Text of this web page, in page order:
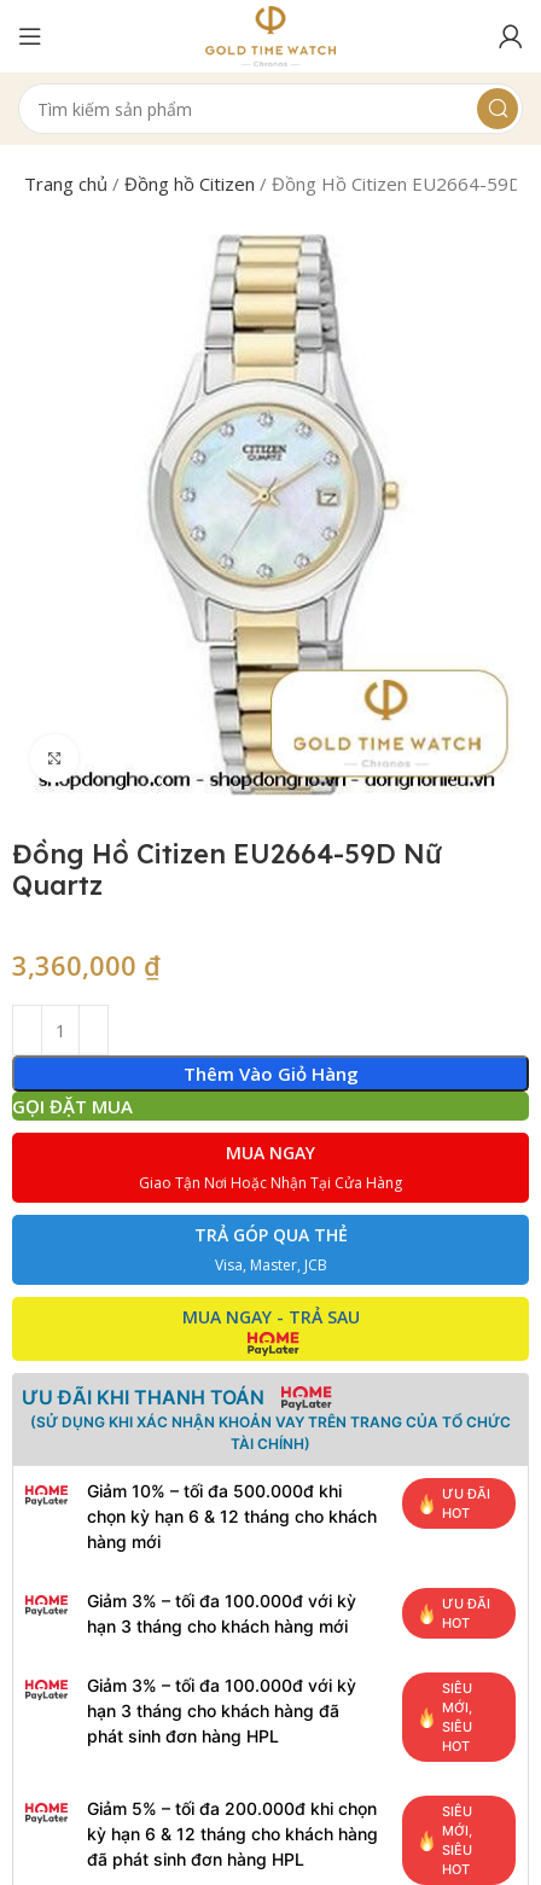
Trang chủ /Đồng hồ Citizen /Đồng Hồ Citizen EU2664-59D
Đồng Hồ Citizen EU2664-59D Nữ
Quartz
3,360,000 ₫
Thêm Vào Giỏ Hàng
GỌI ĐẶT MUA
MUA NGAY
Giao Tận Nơi Hoặc Nhận Tại Cửa Hàng
TRẢ GÓP QUA THẺ
Visa, Master, JCB
MUA NGAY - TRẢ SAU
ƯU ĐÃI KHI THANH TOÁN
(SỬ DỤNG KHI XÁC NHẬN KHOẢN VAY TRÊN TRANG CỦA TỔ CHỨC
TÀI CHÍNH)
Giảm 10% – tối đa 500.000đ khi
chọn kỳ hạn 6 & 12 tháng cho khách
hàng mới
ƯU ĐÃI
HOT
Giảm 3% – tối đa 100.000đ với kỳ
hạn 3 tháng cho khách hàng mới
ƯU ĐÃI
HOT
Giảm 3% – tối đa 100.000đ với kỳ
hạn 3 tháng cho khách hàng đã
phát sinh đơn hàng HPL
SIÊU
MỚI,
SIÊU
HOT
Giảm 5% – tối đa 200.000đ khi chọn
kỳ hạn 6 & 12 tháng cho khách hàng
đã phát sinh đơn hàng HPL
SIÊU
MỚI,
SIÊU
HOT